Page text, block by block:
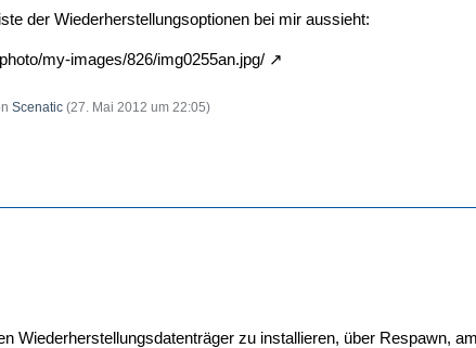
der Wiederherstellungsoptionen bei mir aussieht:
my-images/826/img0255an.jpg/
Scenatic (27. Mai 2012 um 22:05)
Wiederherstellungsdatenträger zu installieren, über Respawn,